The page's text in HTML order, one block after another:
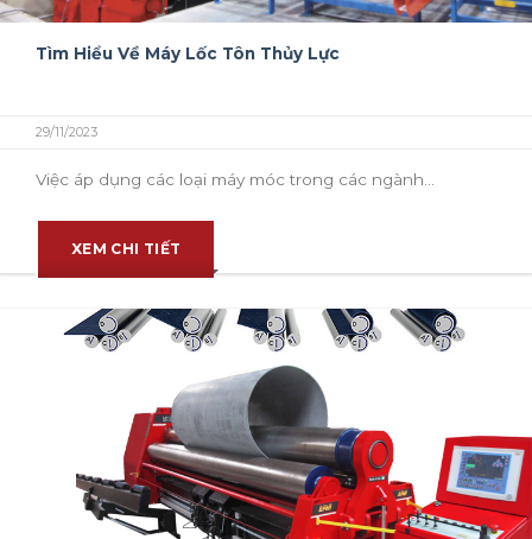
Tìm Hiểu Về Máy Lốc Tôn Thủy Lực
29/11/2023
Việc áp dụng các loại máy móc trong các ngành...
XEM CHI TIẾT